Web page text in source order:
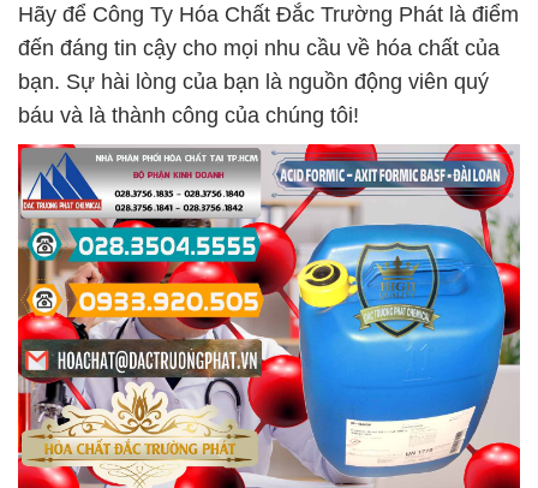
Hãy để Công Ty Hóa Chất Đắc Trường Phát là điểm
đến đáng tin cậy cho mọi nhu cầu về hóa chất của
bạn. Sự hài lòng của bạn là nguồn động viên quý
báu và là thành công của chúng tôi!